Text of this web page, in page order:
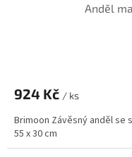
Anděl
924 Kč / ks
Brimoon Závěsný anděl se
55 x 30 cm